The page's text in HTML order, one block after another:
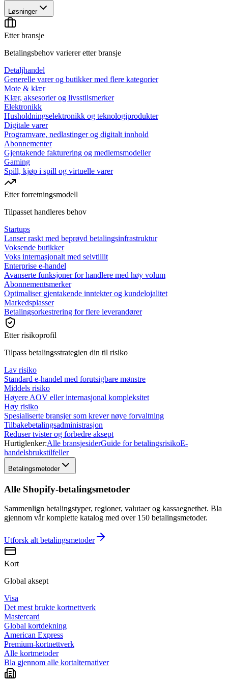
Løsninger
Etter bransje
Betalingsbehov varierer etter bransje
Detaljhandel
Generelle varer og butikker med flere kategorier
Mote & klær
Klær, aksesorier og livsstilsmerker
Elektronikk
Husholdningselektronikk og teknologiprodukter
Digitale varer
Programvare, nedlastinger og digitalt innhold
Abonnementer
Gjentakende fakturering og medlemsmodeller
Gaming
Spill, kjøp i spill og virtuelle varer
Etter forretningsmodell
Tilpasset handleres behov
Startups
Lanser raskt med beprøvd betalingsinfrastruktur
Voksende butikker
Voks internasjonalt med selvtillit
Enterprise e-handel
Avanserte funksjoner for handlere med høy volum
Abonnementsmerker
Optimaliser gjentakende inntekter og kundelojalitet
Markedsplasser
Betalingsorkestrering for flere leverandører
Etter risikoprofil
Tilpass betalingsstrategien din til risiko
Lav risiko
Standard e-handel med forutsigbare mønstre
Middels risiko
Høyere AOV eller internasjonal kompleksitet
Høy risiko
Spesialiserte bransjer som krever nøye forvaltning
Tilbakebetalingsadministrasjon
Reduser tvister og forbedre aksept
Hurtiglenker:Alle bransjesiderGuide for betalingsrisikoE-
handelsbrukstilfeller
Betalingsmetoder
Alle Shopify-betalingsmetoder
Sammenlign betalingstyper, regioner, valutaer og kassaegnethet. Bla
gjennom vår komplette katalog med over 150 betalingsmetoder.
Utforsk alt betalingsmetoder
Kort
Global aksept
Visa
Det mest brukte kortnettverk
Mastercard
Global kortdekning
American Express
Premium-kortnettverk
Alle kortmetoder
Bla gjennom alle kortalternativer